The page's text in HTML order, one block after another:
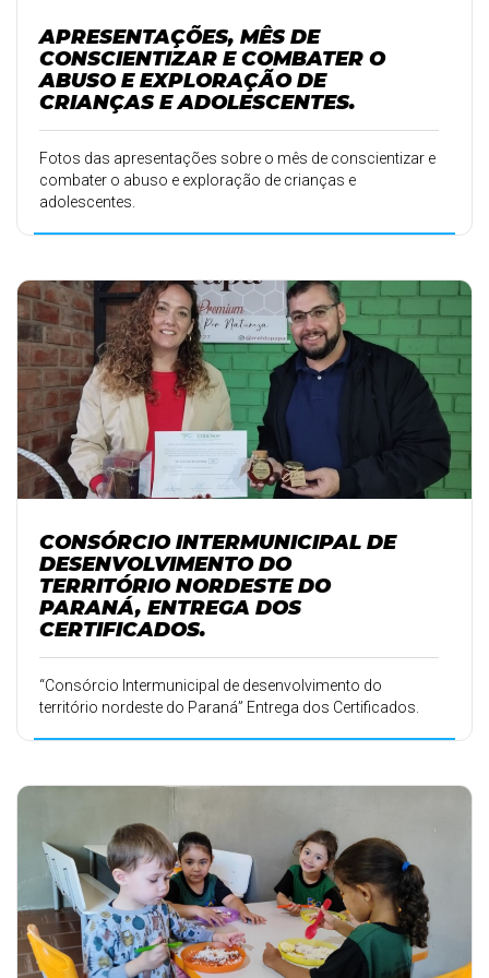
APRESENTAÇÕES, MÊS DE
CONSCIENTIZAR E COMBATER O
ABUSO E EXPLORAÇÃO DE
CRIANÇAS E ADOLESCENTES.
Fotos das apresentações sobre o mês de conscientizar e
combater o abuso e exploração de crianças e
adolescentes.
CONSÓRCIO INTERMUNICIPAL DE
DESENVOLVIMENTO DO
TERRITÓRIO NORDESTE DO
PARANÁ, ENTREGA DOS
CERTIFICADOS.
“Consórcio Intermunicipal de desenvolvimento do
território nordeste do Paraná” Entrega dos Certificados.